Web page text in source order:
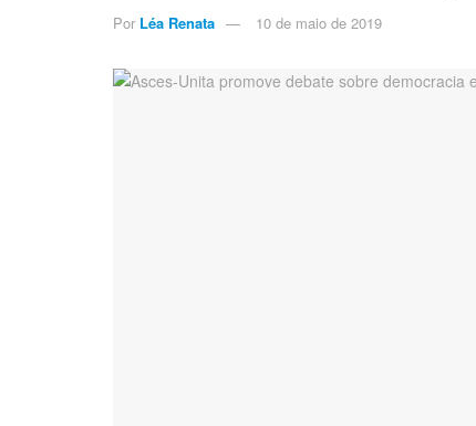
Por Léa Renata 10 de maio de 2019